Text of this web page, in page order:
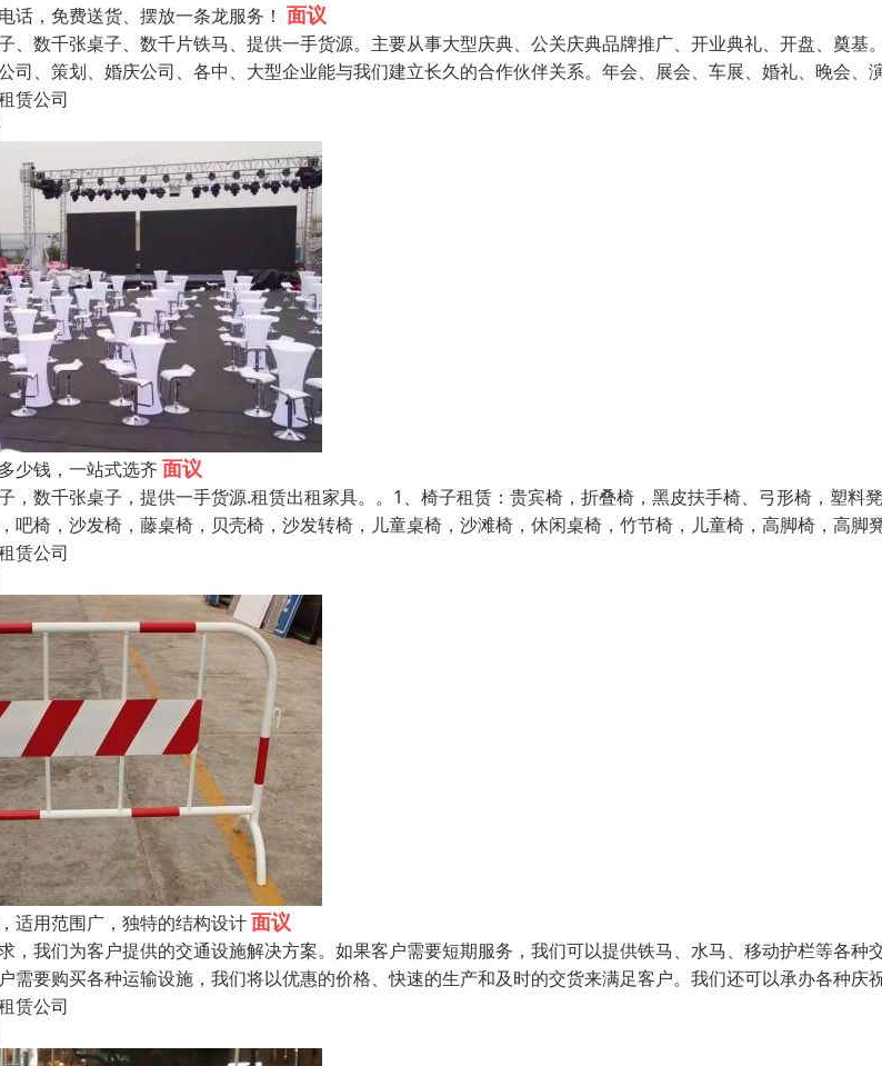
话，免费送货、摆放一条龙服务！ 面议
、数千张桌子、数千片铁马、提供一手货源。主要从事大型庆典、公关庆典品牌推广、开业典礼、开盘、奠基
司、策划、婚庆公司、各中、大型企业能与我们建立长久的合作伙伴关系。年会、展会、车展、婚礼、晚会、
赁公司
少钱，一站式选齐 面议
，数千张桌子，提供一手货源.租赁出租家具。。1、椅子租赁：贵宾椅，折叠椅，黑皮扶手椅、弓形椅，塑料
吧椅，沙发椅，藤桌椅，贝壳椅，沙发转椅，儿童桌椅，沙滩椅，休闲桌椅，竹节椅，儿童椅，高脚椅，高脚
赁公司
适用范围广，独特的结构设计面议
，我们为客户提供的交通设施解决方案。如果客户需要短期服务，我们可以提供铁马、水马、移动护栏等各种
需要购买各种运输设施，我们将以优惠的价格、快速的生产和及时的交货来满足客户。我们还可以承办各种庆
赁公司